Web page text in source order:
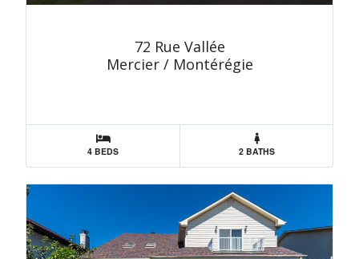
72 Rue Vallée
Mercier / Montérégie
4 BEDS 2 BATHS